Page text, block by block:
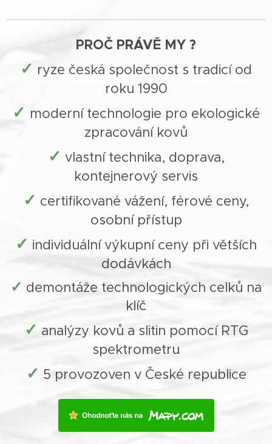
PROČ PRÁVĚ MY ?
✓ ryze česká společnost s tradicí od
roku 1990
✓ moderní technologie pro ekologické
zpracování kovů
✓ vlastní technika, doprava,
kontejnerový servis
✓ certifikované vážení, férové ceny,
osobní přístup
✓ individuální výkupní ceny při větších
dodávkách
✓ demontáže technologických celků na
klíč
✓ analýzy kovů a slitin pomocí RTG
spektrometru
✓ 5 provozoven v České republice